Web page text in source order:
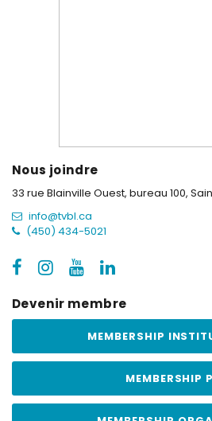
Nous joindre
33 rue Blainville Ouest, bureau 100,
info@tvbl.ca
(450) 434-5021
Devenir membre
MEMBERSHIP
MEMBERSHIP